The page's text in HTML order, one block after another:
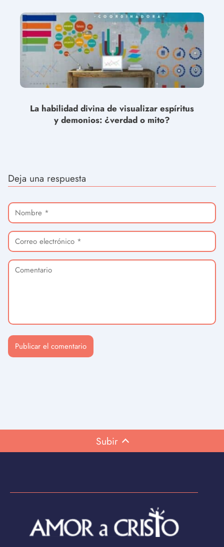
La habilidad divina de visualizar espíritus
y demonios: ¿verdad o mito?
Deja una respuesta
Subir